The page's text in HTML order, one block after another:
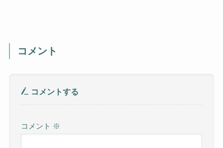
コメント
コメントする
コメント ※